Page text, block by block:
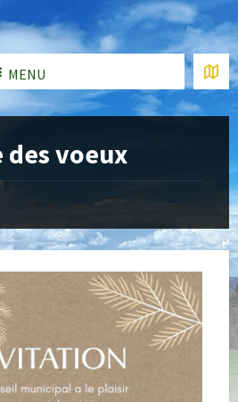
MENU
des voeux